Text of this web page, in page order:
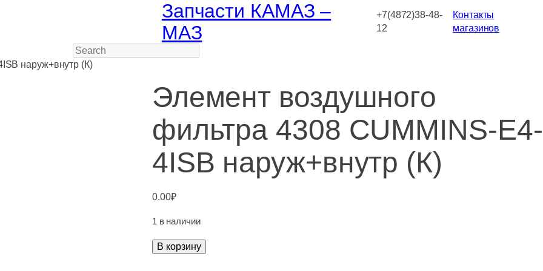
Запчасти КАМАЗ –
МАЗ
+7(4872)38-48-
12
Контакты
магазинов
Search
наруж+внутр (К)
Элемент воздушного
фильтра 4308 CUMMINS-Е4-
4ISB наруж+внутр (К)
0.00₽
1 в наличии
Количество
В корзину